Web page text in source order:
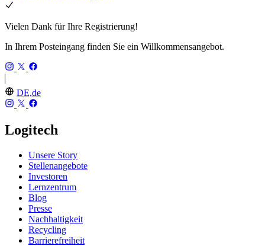
Vielen Dank für Ihre Registrierung!
In Ihrem Posteingang finden Sie ein Willkommensangebot.
DE,de
Logitech
Unsere Story
Stellenangebote
Investoren
Lernzentrum
Blog
Presse
Nachhaltigkeit
Recycling
Barrierefreiheit